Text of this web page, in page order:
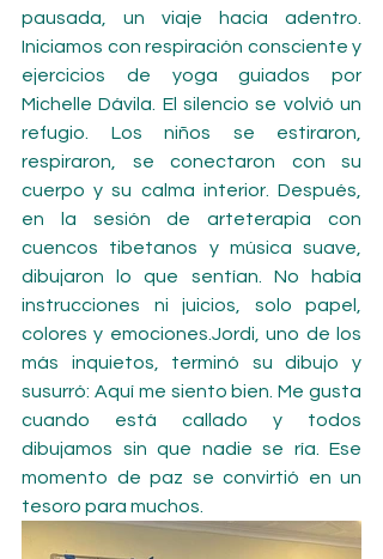
pausada, un viaje hacia adentro.
Iniciamos con respiración consciente y
ejercicios de yoga guiados por
Michelle Dávila. El silencio se volvió un
refugio. Los niños se estiraron,
respiraron, se conectaron con su
cuerpo y su calma interior. Después,
en la sesión de arteterapia con
cuencos tibetanos y música suave,
dibujaron lo que sentían. No había
instrucciones ni juicios, solo papel,
colores y emociones.Jordi, uno de los
más inquietos, terminó su dibujo y
susurró: Aquí me siento bien. Me gusta
cuando está callado y todos
dibujamos sin que nadie se ría. Ese
momento de paz se convirtió en un
tesoro para muchos.